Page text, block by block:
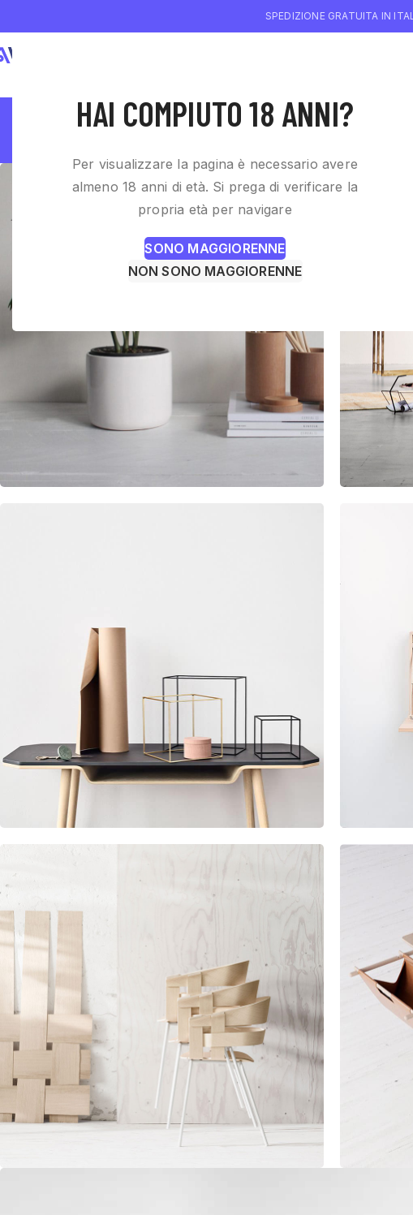
HAI COMPIUTO 18 ANNI?
Per visualizzare la pagina è necessario avere
almeno 18 anni di età. Si prega di verificare la
propria età per navigare
SONO MAGGIORENNE
NON SONO MAGGIORENNE
SPEDIZIONE GRATUITA IN
WINE
A lacus